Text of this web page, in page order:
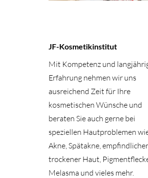
JF-Kosmetikinstitut
Mit Kompetenz und
Erfahrung nehmen wir uns
ausreichend Zeit für Ihre
kosmetischen Wünsche und
beraten Sie auch gerne bei
speziellen Hautproblemen
Akne, Spätakne,
trockener Haut,
Melasma und vieles mehr.